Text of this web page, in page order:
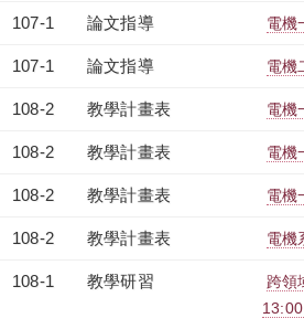
107-1 論文指導 電機
107-1 論文指導 電機
108-2 教學計畫表 電機
108-2 教學計畫表 電機
108-2 教學計畫表 電機
108-2 教學計畫表 電機
108-1 教學研習
跨領